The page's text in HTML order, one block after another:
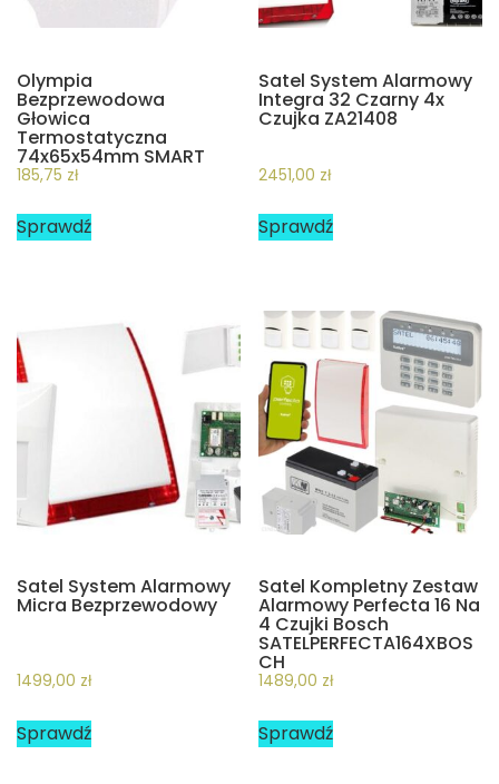
Olympia
Bezprzewodowa
Głowica
Termostatyczna
74x65x54mm SMART
185,75 zł
Sprawdź
Satel System Alarmowy
Integra 32 Czarny 4x
Czujka ZA21408
2451,00 zł
Sprawdź
Satel System Alarmowy
Micra Bezprzewodowy
1499,00 zł
Sprawdź
Satel Kompletny Zestaw
Alarmowy Perfecta 16 Na
4 Czujki Bosch
SATELPERFECTA164XBOS
CH
1489,00 zł
Sprawdź